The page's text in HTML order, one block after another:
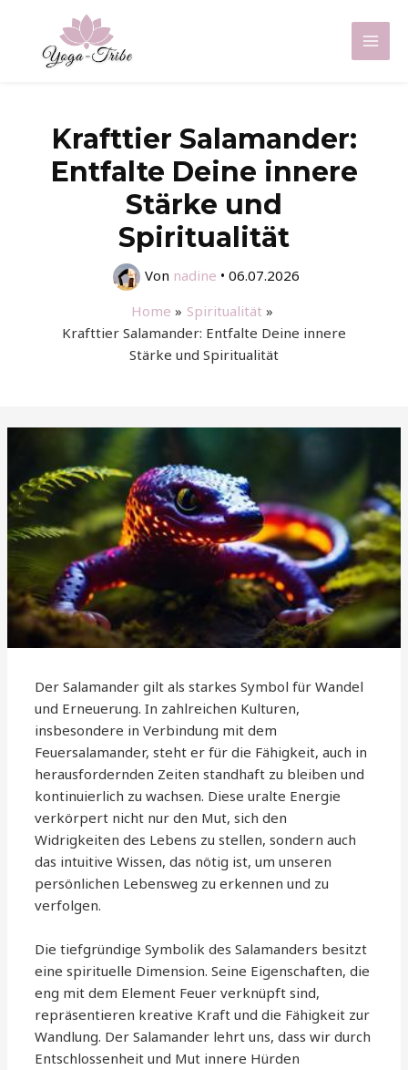
springen
Main
Krafttier Salamander:
Entfalte Deine innere
Stärke und
Spiritualität
Von nadine • 06.07.2026
Home
Spiritualität
Krafttier Salamander: Entfalte Deine innere
Stärke und Spiritualität
Der Salamander gilt als starkes Symbol für Wandel
und Erneuerung. In zahlreichen Kulturen,
insbesondere in Verbindung mit dem
Feuersalamander, steht er für die Fähigkeit, auch in
herausfordernden Zeiten standhaft zu bleiben und
kontinuierlich zu wachsen. Diese uralte Energie
verkörpert nicht nur den Mut, sich den
Widrigkeiten des Lebens zu stellen, sondern auch
das intuitive Wissen, das nötig ist, um unseren
persönlichen Lebensweg zu erkennen und zu
verfolgen.
Die tiefgründige Symbolik des Salamanders besitzt
eine spirituelle Dimension. Seine Eigenschaften, die
eng mit dem Element Feuer verknüpft sind,
repräsentieren kreative Kraft und die Fähigkeit zur
Wandlung. Der Salamander lehrt uns, dass wir durch
Entschlossenheit und Mut innere Hürden